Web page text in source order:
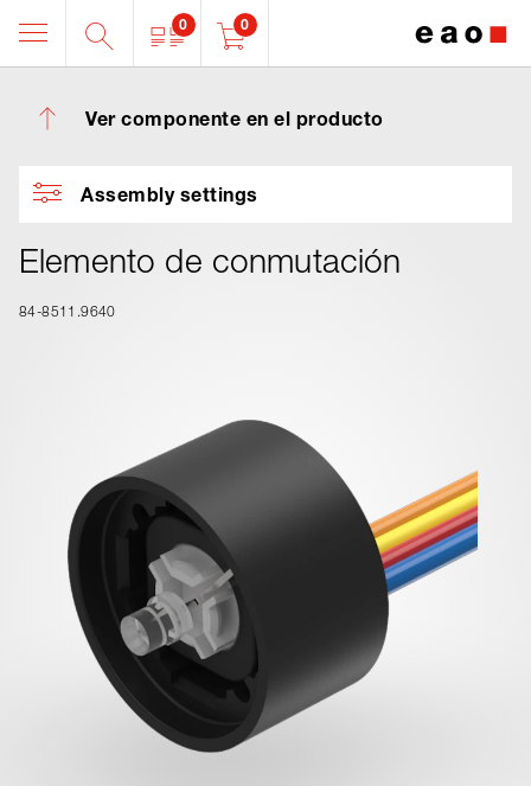
0 0
Ver componente en el producto
Assembly settings
Elemento de conmutación
84-8511.9640